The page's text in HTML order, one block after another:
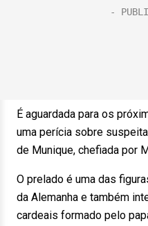
É aguardada para os
uma perícia sobre
de Munique, chefiada por
O prelado é uma das
da Alemanha e também
cardeais formado pelo